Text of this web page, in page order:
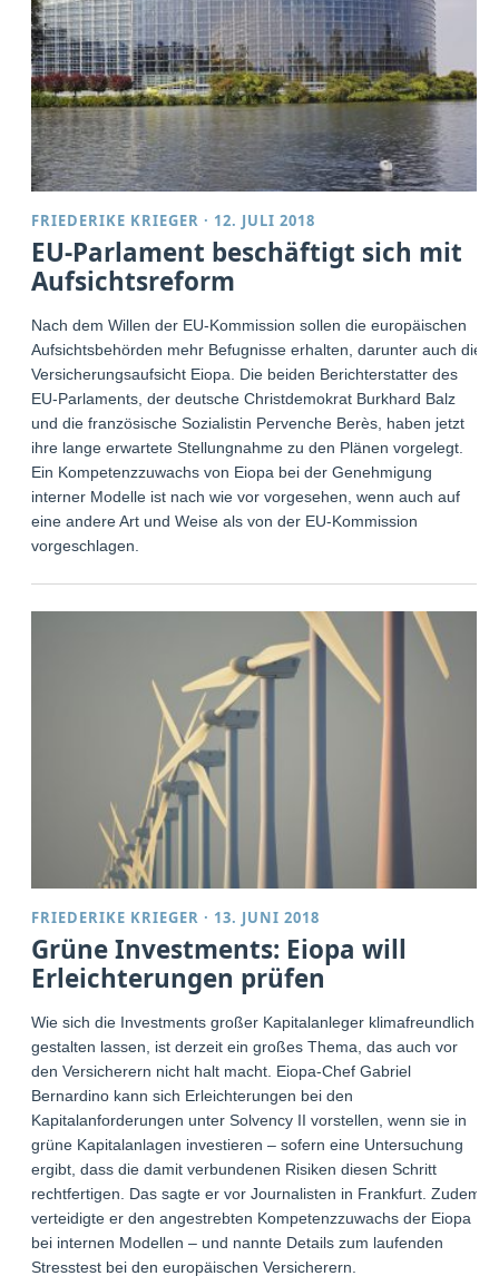
FRIEDERIKE KRIEGER · 12. JULI 2018
EU-Parlament beschäftigt sich mit
Aufsichtsreform
Nach dem Willen der EU-Kommission sollen die europäischen
Aufsichtsbehörden mehr Befugnisse erhalten, darunter auch die
Versicherungsaufsicht Eiopa. Die beiden Berichterstatter des
EU-Parlaments, der deutsche Christdemokrat Burkhard Balz
und die französische Sozialistin Pervenche Berès, haben jetzt
ihre lange erwartete Stellungnahme zu den Plänen vorgelegt.
Ein Kompetenzzuwachs von Eiopa bei der Genehmigung
interner Modelle ist nach wie vor vorgesehen, wenn auch auf
eine andere Art und Weise als von der EU-Kommission
vorgeschlagen.
FRIEDERIKE KRIEGER · 13. JUNI 2018
Grüne Investments: Eiopa will
Erleichterungen prüfen
Wie sich die Investments großer Kapitalanleger klimafreundlich
gestalten lassen, ist derzeit ein großes Thema, das auch vor
den Versicherern nicht halt macht. Eiopa-Chef Gabriel
Bernardino kann sich Erleichterungen bei den
Kapitalanforderungen unter Solvency II vorstellen, wenn sie in
grüne Kapitalanlagen investieren – sofern eine Untersuchung
ergibt, dass die damit verbundenen Risiken diesen Schritt
rechtfertigen. Das sagte er vor Journalisten in Frankfurt. Zudem
verteidigte er den angestrebten Kompetenzzuwachs der Eiopa
bei internen Modellen – und nannte Details zum laufenden
Stresstest bei den europäischen Versicherern.